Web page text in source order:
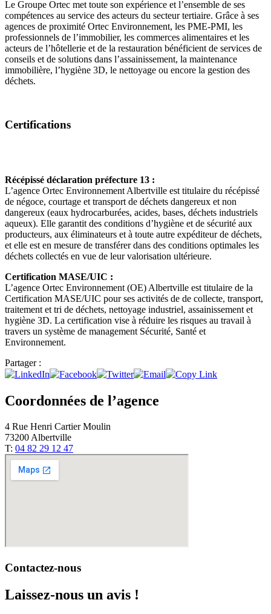
Le Groupe Ortec met toute son expérience et l’ensemble de ses
compétences au service des acteurs du secteur tertiaire. Grâce à ses
agences de proximité Ortec Environnement, les PME-PMI, les
professionnels de l’immobilier, les commerces alimentaires et les
acteurs de l’hôtellerie et de la restauration bénéficient de services de
conseils et de solutions dans l’assainissement, la maintenance
immobilière, l’hygiène 3D, le nettoyage ou encore la gestion des
déchets.
Certifications
Récépissé déclaration préfecture 13 :
L’agence Ortec Environnement Albertville est titulaire du récépissé
de négoce, courtage et transport de déchets dangereux et non
dangereux (eaux hydrocarburées, acides, bases, déchets industriels
aqueux). Elle garantit des conditions d’hygiène et de sécurité aux
producteurs, aux éliminateurs et à toute autre expéditeur de déchets,
et elle est en mesure de transférer dans des conditions optimales les
déchets collectés en vue de leur valorisation ultérieure.
Certification MASE/UIC :
L’agence Ortec Environnement (OE) Albertville est titulaire de la
Certification MASE/UIC pour ses activités de de collecte, transport,
traitement et tri de déchets, nettoyage industriel, assainissement et
hygiène 3D. La certification vise à réduire les risques au travail à
travers un système de management Sécurité, Santé et
Environnement.
Partager :
Coordonnées de l’agence
4 Rue Henri Cartier Moulin
73200 Albertville
T: 04 82 29 12 47
Contactez-nous
Laissez-nous un avis !